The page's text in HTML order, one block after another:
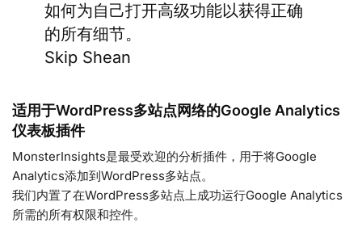
如何为自己打开高级功能以获得正确
的所有细节。
Skip Shean
适用于WordPress多站点网络的Google Analytics
仪表板插件
MonsterInsights是最受欢迎的分析插件，用于将Google
Analytics添加到WordPress多站点。
我们内置了在WordPress多站点上成功运行Google Analytics
所需的所有权限和控件。